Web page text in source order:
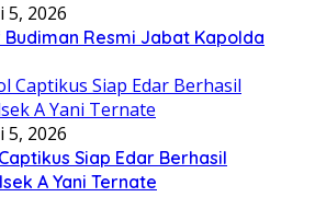
5, 2026
Resmi Jabat Kapolda
5, 2026
Siap Edar Berhasil
A Yani Ternate